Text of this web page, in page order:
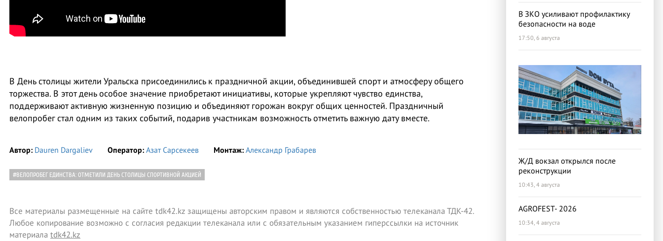
В День столицы жители Уральска присоединились к праздничной акции, объединившей спорт и атмосферу общего
торжества. В этот день особое значение приобретают инициативы, которые укрепляют чувство единства,
поддерживают активную жизненную позицию и объединяют горожан вокруг общих ценностей. Праздничный
велопробег стал одним из таких событий, подарив участникам возможность отметить важную дату вместе.
Автор: Dauren Dargaliev Оператор: Азат Сарсекеев Монтаж: Александр Грабарев
#ВЕЛОПРОБЕГ ЕДИНСТВА: ОТМЕТИЛИ ДЕНЬ СТОЛИЦЫ СПОРТИВНОЙ АКЦИЕЙ
Все материалы размещенные на сайте tdk42.kz защищены авторским правом и являются собственностью телеканала ТДК-42.
Любое копирование возможно с согласия редакции телеканала или с обязательным указанием гиперссылки на источник
материала tdk42.kz
В ЗКО усиливают профилактику
безопасности на воде
17:50, 6 августа
Ж/Д вокзал открылся после
реконструкции
10:43, 4 августа
AGROFEST- 2026
10:34, 4 августа